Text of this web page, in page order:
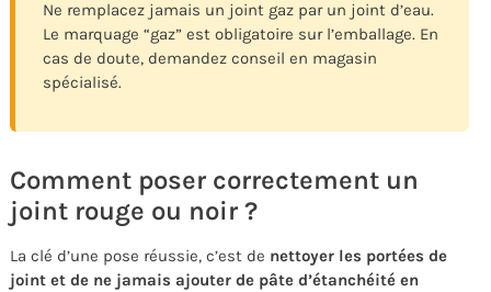
Ne remplacez jamais un joint gaz par un joint d’eau.
Le marquage “gaz” est obligatoire sur l’emballage. En
cas de doute, demandez conseil en magasin
spécialisé.
Comment poser correctement un
joint rouge ou noir ?
La clé d’une pose réussie, c’est de nettoyer les portées de
joint et de ne jamais ajouter de pâte d’étanchéité en